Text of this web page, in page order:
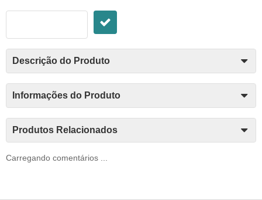
Descrição do Produto
Informações do Produto
Produtos Relacionados
Carregando comentários ...